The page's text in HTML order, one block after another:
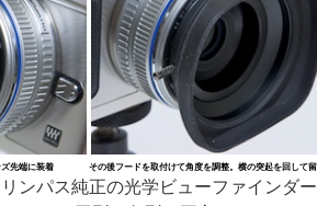
先端に装着 その後フードを取付けて角度を調整。横の突起を回して
ンパス純正の光学ビューファインダー